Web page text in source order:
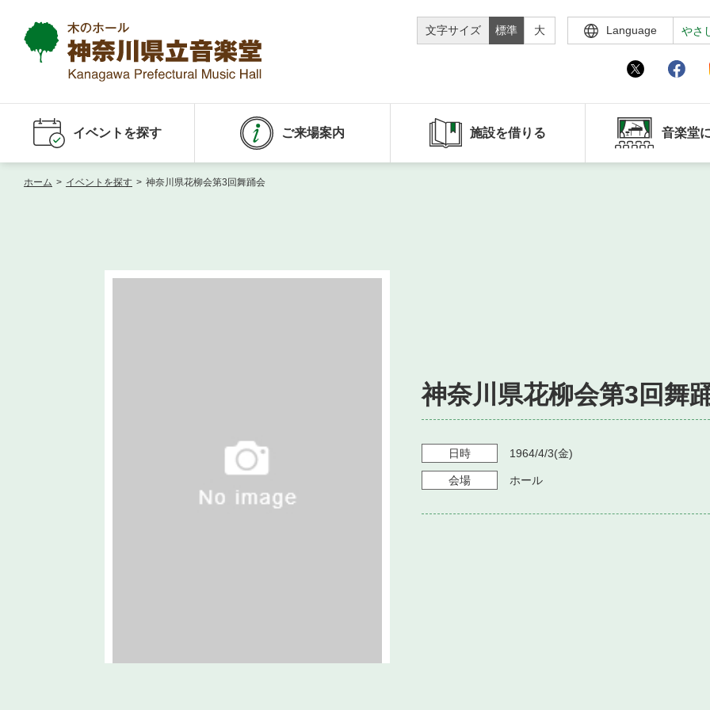
文字サイズ 標準 大 Language やさ
イベントを探す ご来場案内 施設を借りる 音楽堂
ホーム > イベントを探す > 神奈川県花柳会第3回舞踊会
神奈川県花柳会第3回舞
日時 1964/4/3(金)
会場 ホール